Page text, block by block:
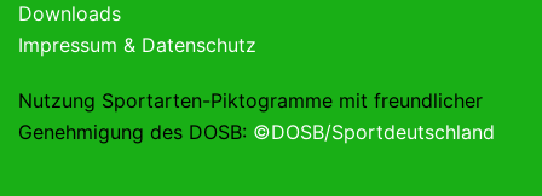
Downloads
Impressum & Datenschutz
Nutzung Sportarten-Piktogramme mit freundlicher
Genehmigung des DOSB: ©DOSB/Sportdeutschland